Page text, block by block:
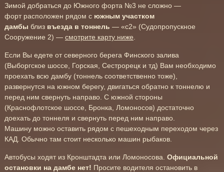
Зимой добраться до Южного форта №3 не сложно —
форт расположен рядом с южным участком
дамбы близвъезда в тоннель — «с2» (Судопропускное
Сооружение 2) — смотрите карту ниже
Если Вы едете от северного берега Финского залива
(Выборгское шоссе, Горская, Сестрорецк и тд) Вам необходимо
проехать всю дамбу (тоннель соответственно тоже),
развернутся на южном берегу, двигаться обратно к тоннелю и
перед ним свернуть направо. С южной стороны
(Краснофлотское шоссе, Бронка, Ломоносов) достаточно
доехать до тоннеля и свернуть перед ним направо.
Машину можно оставить рядом с пешеходным переходом через
КАД. Обычно там стоит несколько машин рыбаков.
Автобусы ходят из Кронштадта или Ломоносова. Официальной
остановки на дамбе нет! Просите водителя остановить в